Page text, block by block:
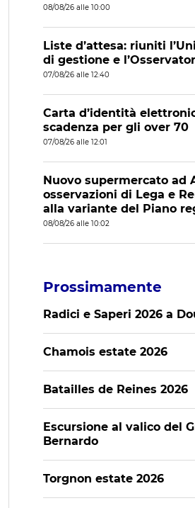
08/08/26 alle 10:00
Liste d’attesa: riuniti
di gestione e
07/08/26 alle 12:40
Carta d’identità
scadenza per gli over 70
07/08/26 alle 12:01
Nuovo supermercato ad
osservazioni di Lega e
alla variante del Piano
08/08/26 alle 10:02
Prossimamente
Radici e Saperi 2026 a
Chamois estate 2026
Batailles de Reines 2026
Escursione al valico del
Bernardo
Torgnon estate 2026